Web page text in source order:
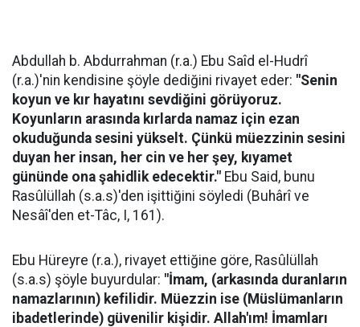
Abdullah b. Abdurrahman (r.a.) Ebu Saîd el-Hudrî
(r.a.)'nin kendisine şöyle dediğini rivayet eder: "Senin
koyun ve kır hayatını sevdiğini görüyoruz.
Koyunların arasında kırlarda namaz için ezan
okuduğunda sesini yükselt. Çünkü müezzinin sesini
duyan her insan, her cin ve her şey, kıyamet
gününde ona şahidlik edecektir." Ebu Said, bunu
Rasûlüllah (s.a.s)'den işittiğini söyledi (Buhârî ve
Nesâî'den et-Tâc, I, 161).
Ebu Hüreyre (r.a.), rivayet ettiğine göre, Rasûlüllah
(s.a.s) şöyle buyurdular: "İmam, (arkasında duranların
namazlarının) kefilidir. Müezzin ise (Müslümanların
ibadetlerinde) güvenilir kişidir. Allah'ım! İmamları